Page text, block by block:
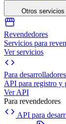
Otros servicios
Revendedores
Servicios para
Ver servicios
Para desarrolladores
API para registro y
Ver API
Para revendedores
API para